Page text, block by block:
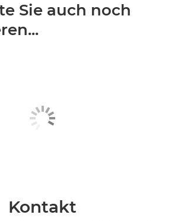
Sie auch noch
Kontakt